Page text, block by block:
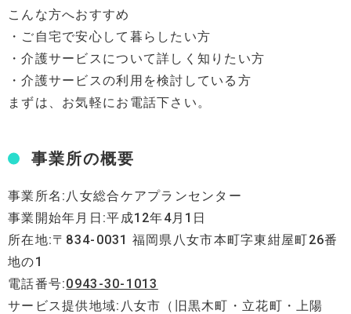
こんな方へおすすめ
・ご自宅で安心して暮らしたい方
・介護サービスについて詳しく知りたい方
・介護サービスの利用を検討している方
まずは、お気軽にお電話下さい。
事業所の概要
事業所名:八女総合ケアプランセンター
事業開始年月日:平成12年4月1日
所在地:〒834-0031 福岡県八女市本町字東紺屋町26番
地の1
電話番号:0943-30-1013
サービス提供地域:八女市（旧黒木町・立花町・上陽